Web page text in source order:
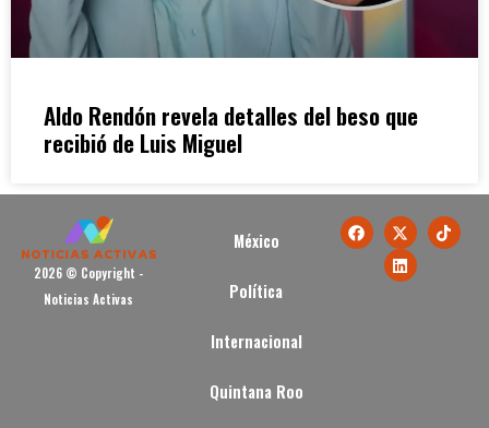
Aldo Rendón revela detalles del beso que
recibió de Luis Miguel
2026 © Copyright -
Noticias Activas
México
Política
Internacional
Quintana Roo